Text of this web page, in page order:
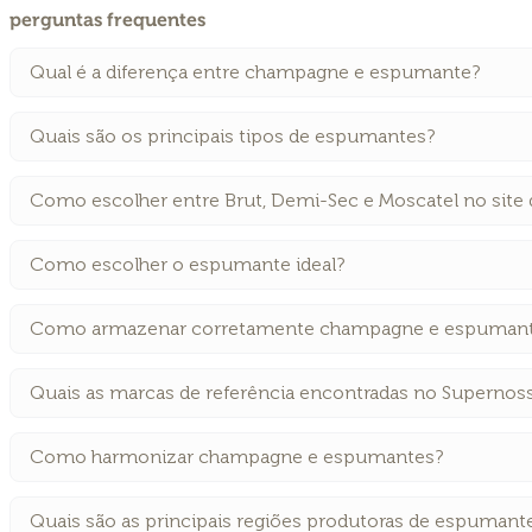
perguntas frequentes
Qual é a diferença entre champagne e espumante?
Quais são os principais tipos de espumantes?
Como escolher entre Brut, Demi-Sec e Moscatel no site
Como escolher o espumante ideal?
Como armazenar corretamente champagne e
Quais as marcas de referência encontradas no
Como harmonizar champagne e espumantes?
Quais são as principais regiões produtoras de